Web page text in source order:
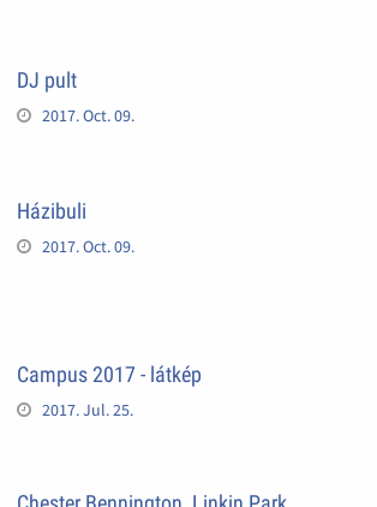
DJ pult
2017. Oct. 09.
Házibuli
2017. Oct. 09.
Campus 2017 - látkép
2017. Jul. 25.